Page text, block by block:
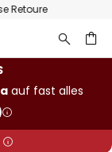
auf fast alles